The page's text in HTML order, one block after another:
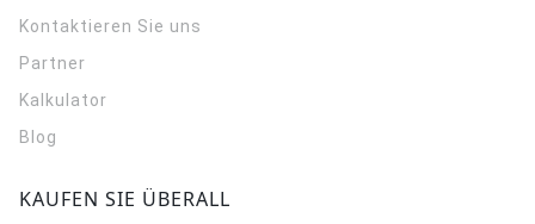
Kontaktieren Sie uns
Partner
Kalkulator
Blog
KAUFEN SIE ÜBERALL